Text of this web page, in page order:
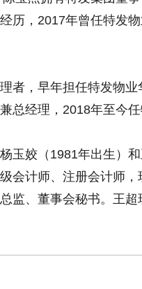
历，2017年曾任特发
者，早年担任特发物
总经理，2018年至今任
玉姣（1981年出生）
会计师、注册会计师
监、董事会秘书。王